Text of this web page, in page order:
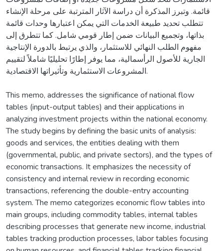
قائمة. وتبرز المذكرة أن دراسة الآثار المترتبة على مرحلة الإنشاء
تتطلب تحديد طبيعة الخدمات التي يمكن اعتبارها وحدات قائمة
بذاتها، وتجميع البيانات ضمن إطار قومي شامل. كما تتطرق إلى
مفهوم الطلب النهائي للاستثمار، والذي يرتبط بالدورة الإنتاجية
الجارية للأصول الرأسمالية، مما يوفر إطارًا تحليليًا شاملاً لتقييم
المشروعات الاستثمارية وتأثيراتها الاقتصادية.
This memo, addresses the significance of national flow
tables (input-output tables) and their applications in
analyzing investment projects within the national economy.
The study begins by defining the basic units of analysis:
goods and services, the entities dealing with them
(governmental, public, and private sectors), and the types of
economic transactions. It emphasizes the necessity of
consistency and internal review in recording economic
transactions, referencing the double-entry accounting
system. The memo categorizes economic flow tables into
main groups, including commodity tables, internal tables
describing processes that generate new income, industrial
tables tracking production processes, labor tables focusing